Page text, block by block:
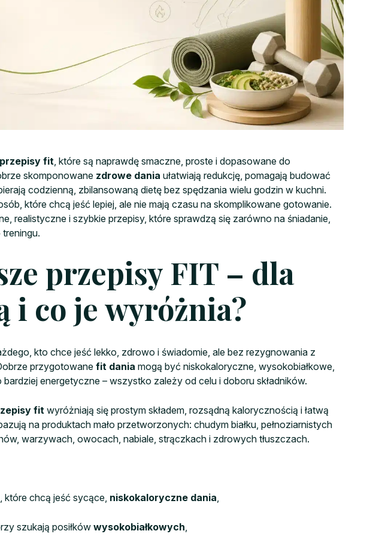
przepisy fit , które są naprawdę smaczne, proste i dopasowane do
skomponowane zdrowe dania ułatwiają redukcję, pomagają budować
codzienną, zbilansowaną dietę bez spędzania wielu godzin w kuchni.
które chcą jeść lepiej, ale nie mają czasu na skomplikowane gotowanie.
realistyczne i szybkie przepisy, które sprawdzą się zarówno na śniadanie,
przepisy FIT – dla
i co je wyróżnia?
kto chce jeść lekko, zdrowo i świadomie, ale bez rezygnowania z
przygotowane fit dania mogą być niskokaloryczne, wysokobiałkowe,
bardziej energetyczne – wszystko zależy od celu i doboru składników.
fit wyróżniają się prostym składem, rozsądną kalorycznością i łatwą
na produktach mało przetworzonych: chudym białku, pełnoziarnistych
warzywach, owocach, nabiale, strączkach i zdrowych tłuszczach.
które chcą jeść sycące, niskokaloryczne dania
szukają posiłków wysokobiałkowych